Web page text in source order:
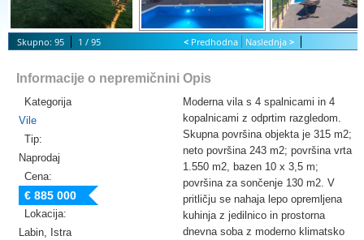
Skupno: 95 1 / 95 < Predhodna Naslednja >
Start Slideshow
Informacije o nepremičnini
Kategorija
Vile
Tip:
Naprodaj
Cena:
€ 885 000
Lokacija:
Labin, Istra
Opis
Moderna vila s 4 spalnicami in 4
kopalnicami z odprtim razgledom.
Skupna površina objekta je 315 m2;
neto površina 243 m2; površina vrta
1.550 m2, bazen 10 x 3,5 m;
površina za sončenje 130 m2. V
pritličju se nahaja lepo opremljena
kuhinja z jedilnico in prostorna
dnevna soba z moderno klimatsko